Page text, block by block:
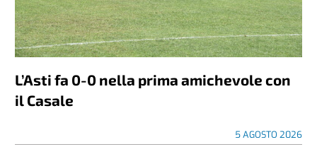
L’Asti fa 0-0 nella prima amichevole con
il Casale
5 AGOSTO 2026